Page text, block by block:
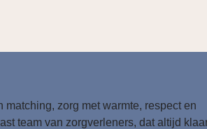
matching, zorg met warmte, respect en
team van zorgverleners, dat altijd